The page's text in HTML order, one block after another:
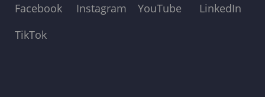
Facebook Instagram YouTube
LinkedIn
TikTok